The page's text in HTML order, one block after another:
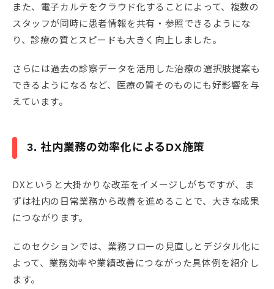
また、電子カルテをクラウド化することによって、複数の
スタッフが同時に患者情報を共有・参照できるようにな
り、診療の質とスピードも大きく向上しました。
さらには過去の診察データを活用した治療の選択肢提案も
できるようになるなど、医療の質そのものにも好影響を与
えています。
3. 社内業務の効率化によるDX施策
DXというと大掛かりな改革をイメージしがちですが、ま
ずは社内の日常業務から改善を進めることで、大きな成果
につながります。
このセクションでは、業務フローの見直しとデジタル化に
よって、業務効率や業績改善につながった具体例を紹介し
ます。